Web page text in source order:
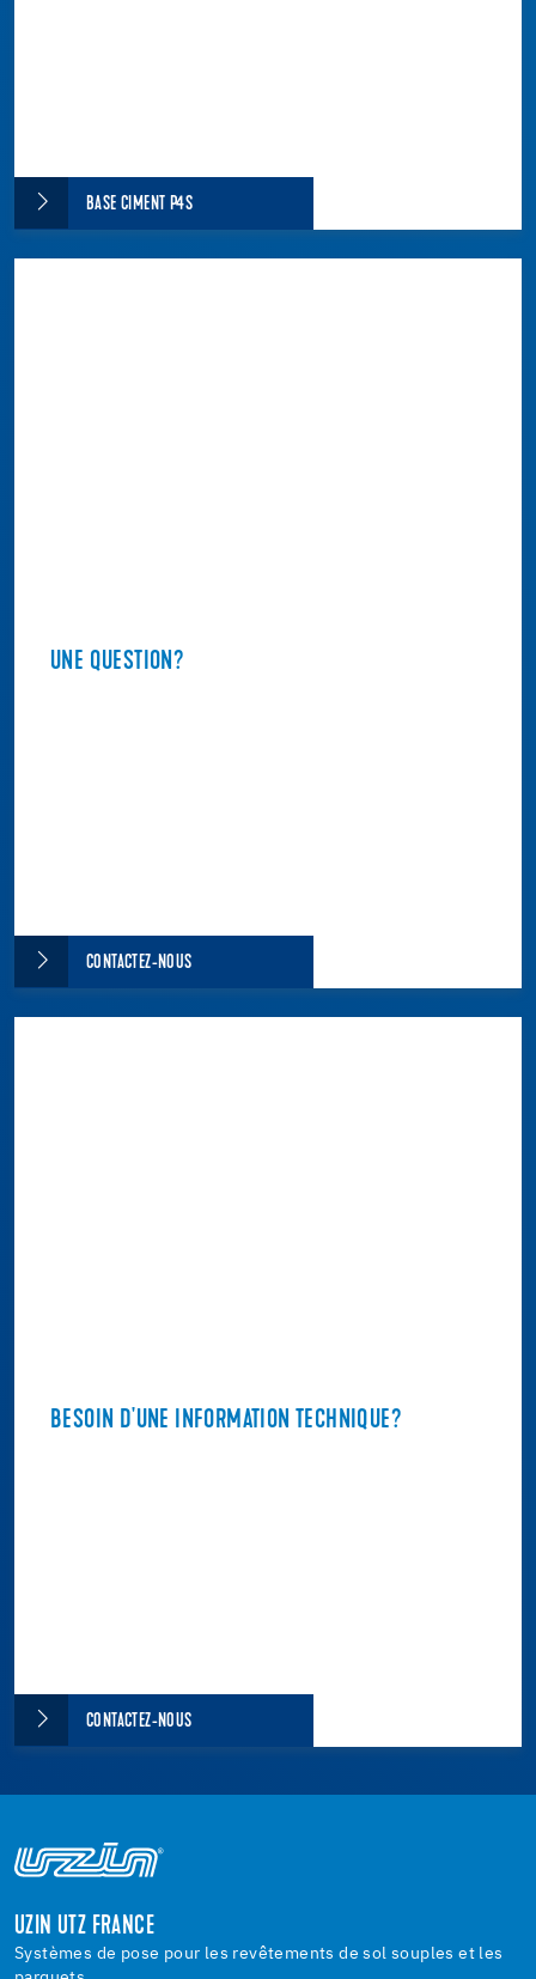
BASE CIMENT P4S
UNE QUESTION?
CONTACTEZ-NOUS
BESOIN D'UNE INFORMATION TECHNIQUE?
CONTACTEZ-NOUS
UZIN UTZ FRANCE
Systèmes de pose pour les revêtements de sol souples et les